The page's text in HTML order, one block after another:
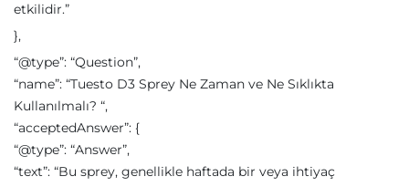
etkilidir.”
},
“@type”: “Question”,
“name”: “Tuesto D3 Sprey Ne Zaman ve Ne Sıklıkta
Kullanılmalı? “,
“acceptedAnswer”: {
“@type”: “Answer”,
“text”: “Bu sprey, genellikle haftada bir veya ihtiyaç